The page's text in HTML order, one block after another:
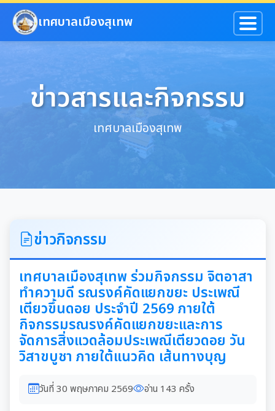
ข้ามไปยังเนื้อหาหลัก
เทศบาลเมืองสุเทพ
ข่าวสารและกิจกรรม
เทศบาลเมืองสุเทพ
ข่าวกิจกรรม
เทศบาลเมืองสุเทพ ร่วมกิจกรรม จิตอาสา
ทำความดี รณรงค์คัดแยกขยะ ประเพณี
เตียวขึ้นดอย ประจำปี 2569 ภายใต้
กิจกรรมรณรงค์คัดแยกขยะและการ
จัดการสิ่งแวดล้อมประเพณีเตียวดอย วัน
วิสาขบูชา ภายใต้แนวคิด เส้นทางบุญ
วันที่ 30 พฤษภาคม 2569 อ่าน 143 ครั้ง